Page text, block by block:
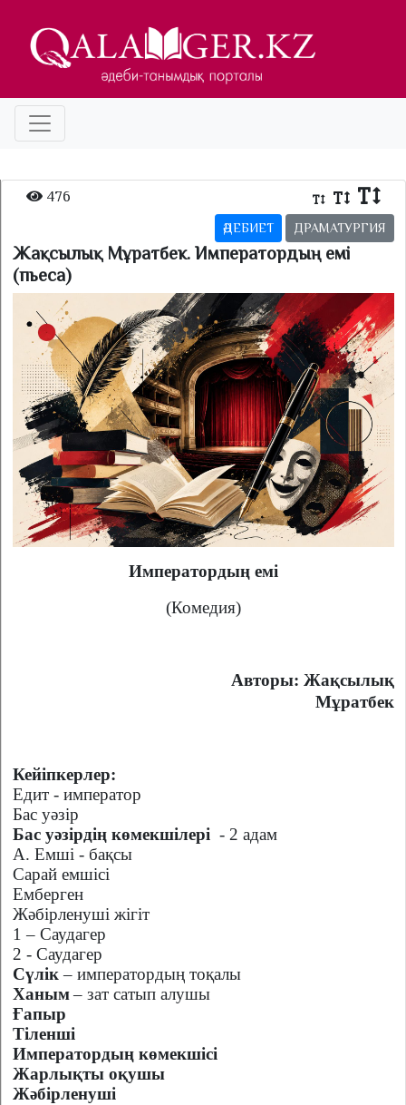
476
ӘДЕБИЕТ ДРАМАТУРГИЯ
Жақсылық Мұратбек. Императордың емі
(пьеса)
Императордың емі
(Комедия)
Авторы: Жақсылық
Мұратбек
Кейіпкерлер:
Едит - император
Бас уәзір
Бас уәзірдің көмекшілері - 2 адам
А. Емші - бақсы
Сарай емшісі
Емберген
Жәбірленуші жігіт
1 – Саудагер
2 - Саудагер
Сүлік– императордың тоқалы
Ханым– зат сатып алушы
Ғапыр
Тіленші
Императордың көмекшісі
Жарлықты оқушы
Жәбірленуші